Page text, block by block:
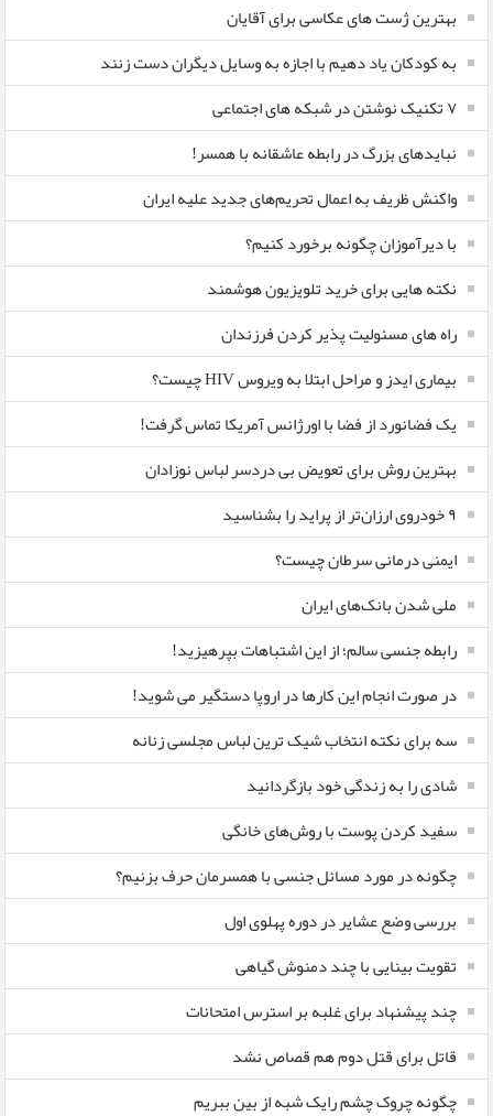
بهترین ژست های عکاسی برای آقایان
به کودکان یاد دهیم با اجازه به وسایل دیگران دست زنند
۷ تکنیک نوشتن در شبکه های اجتماعی
نبایدهای بزرگ در رابطه عاشقانه با همسر!
واکنش ظریف به اعمال تحریم‌های جدید علیه ایران
با دیرآموزان چگونه برخورد کنیم؟
نکته هایی برای خرید تلویزیون هوشمند
راه های مسئولیت پذیر کردن فرزندان
بیماری ایدز و مراحل ابتلا به ویروس HIV چیست؟
یک فضانورد از فضا با اورژانس آمریکا تماس گرفت!
بهترین روش برای تعویض بی دردسر لباس نوزادان
٩ خودروی ارزان‌تر از پراید را بشناسید
ایمنی درمانی سرطان چیست؟
ملی شدن بانک‌های ایران
رابطه جنسی سالم؛ از این اشتباهات بپرهیزید!
در صورت انجام این کارها در اروپا دستگیر می شوید!
سه برای نکته انتخاب شیک ترین لباس مجلسی زنانه
شادی را به زندگی خود بازگردانید
سفید کردن پوست با روش‌های خانگی
چگونه در مورد مسائل جنسی با همسرمان حرف بزنیم؟
بررسی وضع عشایر در دوره پهلوی اول
تقویت بینایی با چند دمنوش گیاهی
چند پیشنهاد برای غلبه بر استرس امتحانات
قاتل برای قتل دوم هم قصاص نشد
چگونه چروک چشم رایک شبه از بین ببریم